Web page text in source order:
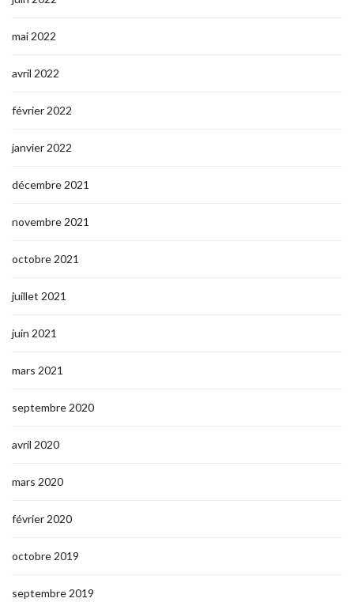
mai 2022
avril 2022
février 2022
janvier 2022
décembre 2021
novembre 2021
octobre 2021
juillet 2021
juin 2021
mars 2021
septembre 2020
avril 2020
mars 2020
février 2020
octobre 2019
septembre 2019